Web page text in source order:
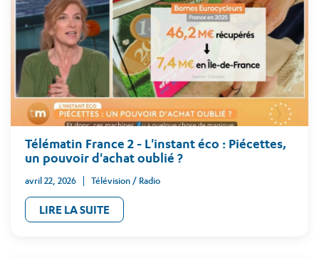
Télématin France 2 - L'instant éco : Piécettes,
un pouvoir d'achat oublié ?
avril 22, 2026 Télévision / Radio
LIRE LA SUITE